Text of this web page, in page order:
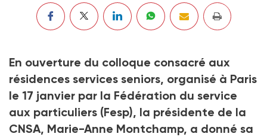
En ouverture du colloque consacré aux
résidences services seniors, organisé à Paris
le 17 janvier par la Fédération du service
aux particuliers (Fesp), la présidente de la
CNSA, Marie-Anne Montchamp, a donné sa